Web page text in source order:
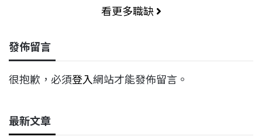
看更多職缺
發佈留言
很抱歉，必須登入網站才能發佈留言。
最新文章